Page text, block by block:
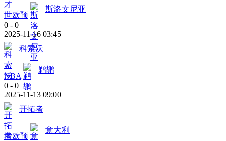
世欧预
斯洛文尼亚
0 - 0
2025-11-16 03:45
科索沃
NBA
鹈鹕
0 - 0
2025-11-13 09:00
开拓者
世欧预
意大利